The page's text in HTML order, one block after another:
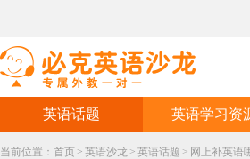
英语话题 英语学习资
当前位置： 首页 > 英语沙龙 > 英语话题 > 网上补英语